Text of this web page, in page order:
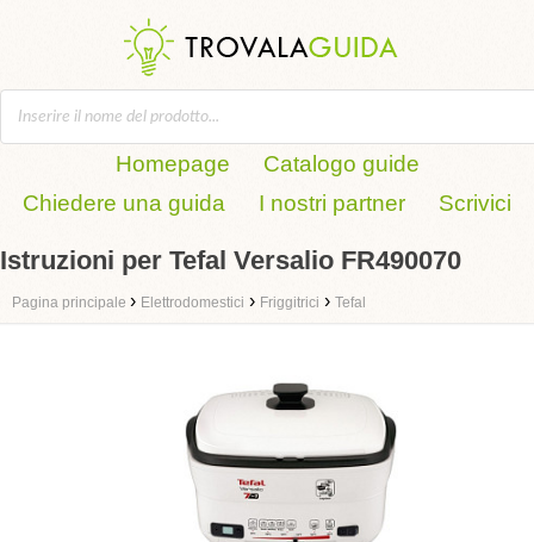
Homepage
Catalogo guide
Chiedere una guida
I nostri partner Scrivici
Istruzioni per Tefal Versalio FR490070
Pagina principale › Elettrodomestici › Friggitrici › Tefal